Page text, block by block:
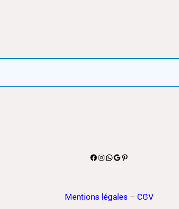
Facebook
Instagram
WhatsApp
Google
Pinterest
Mentions légales – CGV